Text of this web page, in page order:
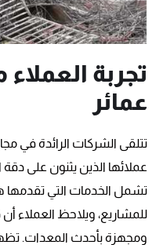
تجربة
عمائر
تتلقى الشركات الرائدة في
عملائها الذين يثنون على دقة
تشمل الخدمات التي تقدمها
للمشاريع، ويلاحظ العملاء
ومجهزة بأحدث المعدات.